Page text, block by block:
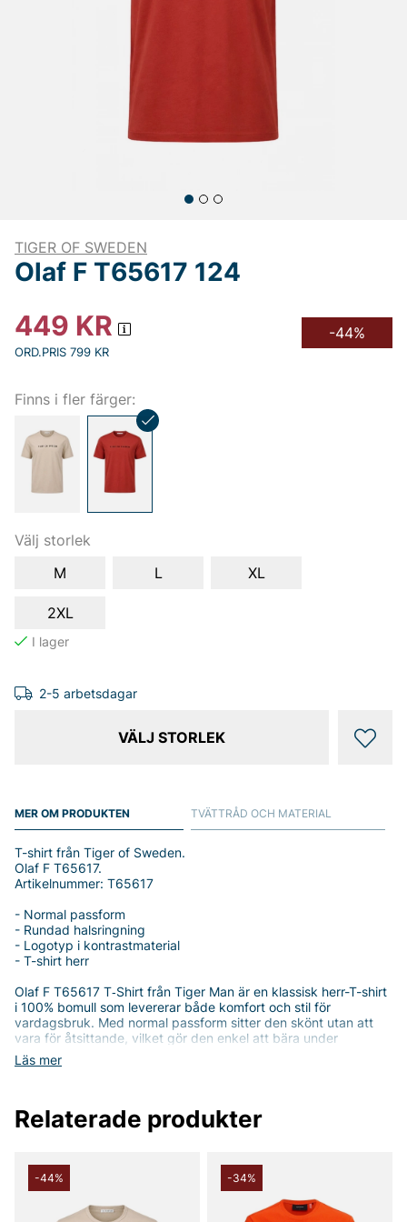
TIGER OF SWEDEN
Olaf F T65617 124
449 KR
ORD.PRIS 799 KR
-44%
Finns i fler färger:
Välj storlek
M
L XL
2XL
2-5 arbetsdagar
VÄLJ STORLEK
MER OM PRODUKTEN
Läs mer
T-shirt från Tiger of Sweden.
Olaf F T65617.
Artikelnummer: T65617
- Normal passform
- Rundad halsringning
- Logotyp i kontrastmaterial
- T-shirt herr
Olaf F T65617 T‑Shirt från Tiger Man är en klassisk herr-T-shirt
i 100% bomull som levererar både komfort och stil för
vardagsbruk. Med normal passform sitter den skönt utan att
vara för åtsittande, vilket gör den enkel att bära under
vardagens aktiviteter eller som basplagg i garderoben. Den
rundade halsringningen ger en tidlös look som passar till allt
Tillverkad i mjuk bomull känns den behaglig mot huden och
kontrastlogotypen gör t‑shirtens design unik och igenkännbar
utan att ta fokus från din övriga outfit. Olaf F T65617 är ett
mångsidigt val för dig som söker ett enkelt, pålitligt basplagg
som fungerar i alla typer av outfits - från avslappnade helger till
TVÄTTRÅD OCH MATERIAL
Relaterade produkter
-44% -34%